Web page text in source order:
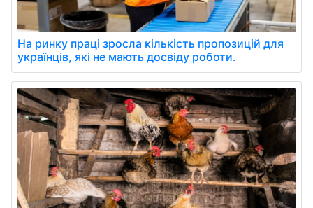
На ринку праці зросла кількість пропозицій для
українців, які не мають досвіду роботи.